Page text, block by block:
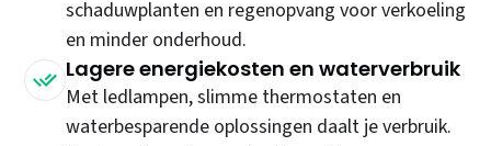
schaduwplanten en regenopvang voor verkoeling
en minder onderhoud.
Lagere energiekosten en waterverbruik
Met ledlampen, slimme thermostaten en
waterbesparende oplossingen daalt je verbruik.